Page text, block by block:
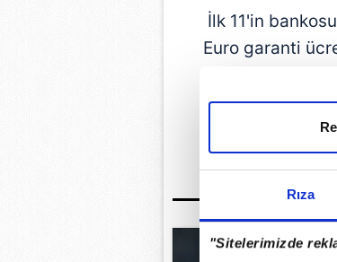
Rıza
"Sitelerimizde
İlk 11'in
Euro garanti